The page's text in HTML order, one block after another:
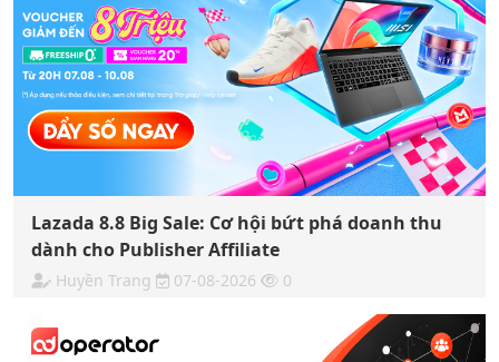
Lazada 8.8 Big Sale: Cơ hội bứt phá doanh thu
dành cho Publisher Affiliate
Huyền Trang 07-08-2026 0